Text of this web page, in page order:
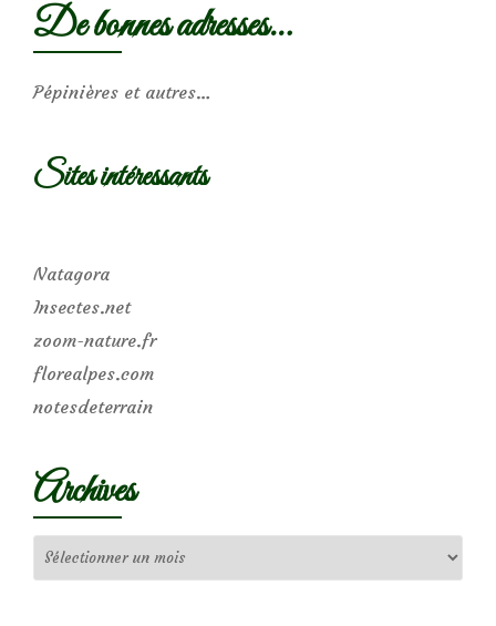
De bonnes adresses…
Pépinières et autres…
Sites intéressants
Natagora
Insectes.net
zoom-nature.fr
florealpes.com
notesdeterrain
Archives